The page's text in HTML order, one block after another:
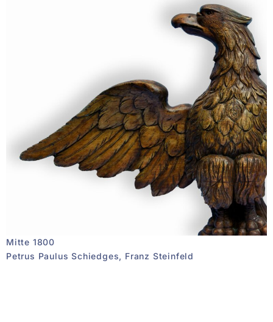
Mitte 1800
Petrus Paulus Schiedges, Franz Steinfeld